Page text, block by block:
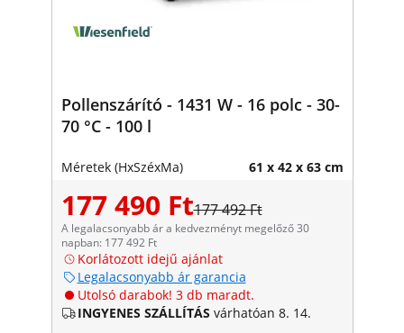
Pollenszárító - 1431 W - 16 polc - 30-
70 °C - 100 l
Méretek (HxSzéxMa) 61 x 42 x 63 cm
177 490 Ft177 492 Ft
A legalacsonyabb ár a kedvezményt megelőző 30
napban: 177 492 Ft
Korlátozott idejű ajánlat
Legalacsonyabb ár garancia
Utolsó darabok! 3 db maradt.
INGYENES SZÁLLÍTÁS várhatóan 8. 14.